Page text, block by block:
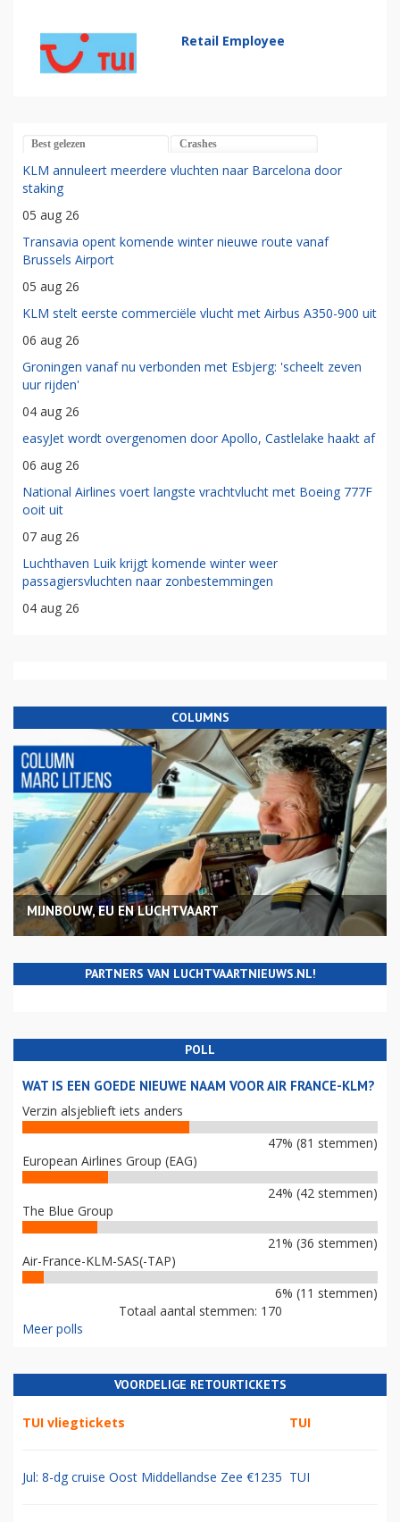
Retail Employee
Best gelezen Crashes
KLM annuleert meerdere vluchten naar Barcelona door
staking
05 aug 26
Transavia opent komende winter nieuwe route vanaf
Brussels Airport
05 aug 26
KLM stelt eerste commerciële vlucht met Airbus A350-900 uit
06 aug 26
Groningen vanaf nu verbonden met Esbjerg: 'scheelt zeven
uur rijden'
04 aug 26
easyJet wordt overgenomen door Apollo, Castlelake haakt af
06 aug 26
National Airlines voert langste vrachtvlucht met Boeing 777F
ooit uit
07 aug 26
Luchthaven Luik krijgt komende winter weer
passagiersvluchten naar zonbestemmingen
04 aug 26
COLUMNS
MIJNBOUW, EU EN LUCHTVAART
PARTNERS VAN LUCHTVAARTNIEUWS.NL!
POLL
WAT IS EEN GOEDE NIEUWE NAAM VOOR AIR FRANCE-KLM?
Verzin alsjeblieft iets anders
47% (81 stemmen)
European Airlines Group (EAG)
24% (42 stemmen)
The Blue Group
21% (36 stemmen)
Air-France-KLM-SAS(-TAP)
6% (11 stemmen)
Totaal aantal stemmen: 170
Meer polls
VOORDELIGE RETOURTICKETS
TUI vliegtickets TUI
Jul: 8-dg cruise Oost Middellandse Zee €1235 TUI